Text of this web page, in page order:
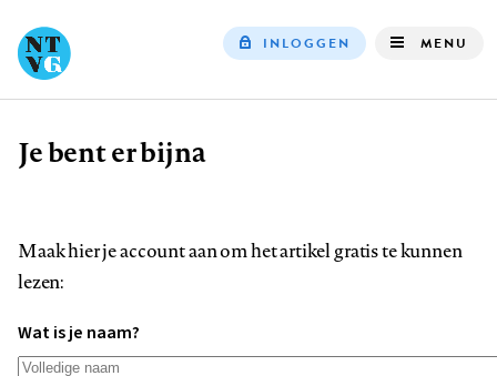
INLOGGEN MENU
Kruimelpad
Je bent er bijna
Maak hier je account aan om het artikel gratis te kunnen
lezen:
Wat is je naam?